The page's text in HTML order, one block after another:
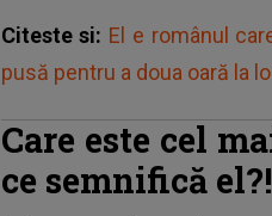
Citeste si: El e românul
pusă pentru a doua oară la
Care este cel
ce semnifică el?!